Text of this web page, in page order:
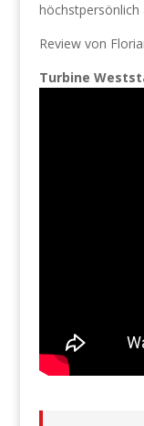
höchstpersönlich
Review von
Turbine